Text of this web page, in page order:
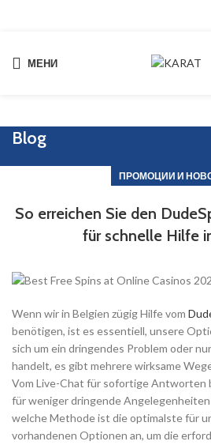
МЕНИ
Blog
ПРОМОЦИИ И
So erreichen Sie den
für schnelle Hilfe
Wenn wir in Belgien zügig Hilfe vom
benötigen, ist es essentiell, unsere
sich um ein dringendes Problem oder
handelt, es gibt mehrere wirksame
Vom Live-Chat für sofortige Antworten
für weniger dringende
welche Methode ist die optimalste für
vorhandenen Optionen an, um die